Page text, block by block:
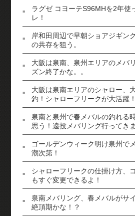
ラグゼ コヨーテS96MHを2年使
レ！
岸和田周辺で早朝ショアジギン
の共存を狙う。
大阪は泉南、泉州エリアのメバ
ズン終了かな。。
大阪は泉南エリアのシャロー、
釣！シャローフリークが大活躍！
泉南と泉州で春メバルの釣れる
思う！遠投メバリング行ってきま
ゴールデンウィーク明け泉州で
潮次第！
シャローフリークの仕掛け方、
もすぐ変更できるよ！
泉南メバリング、春メバルがサ
絶頂期かな！？